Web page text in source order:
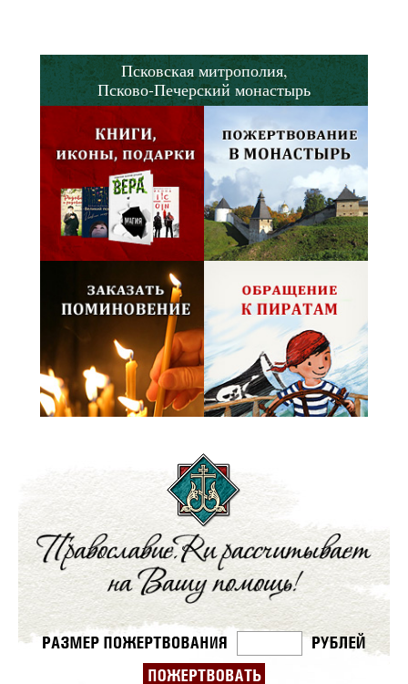
Псковская митрополия,
Псково-Печерский монастырь